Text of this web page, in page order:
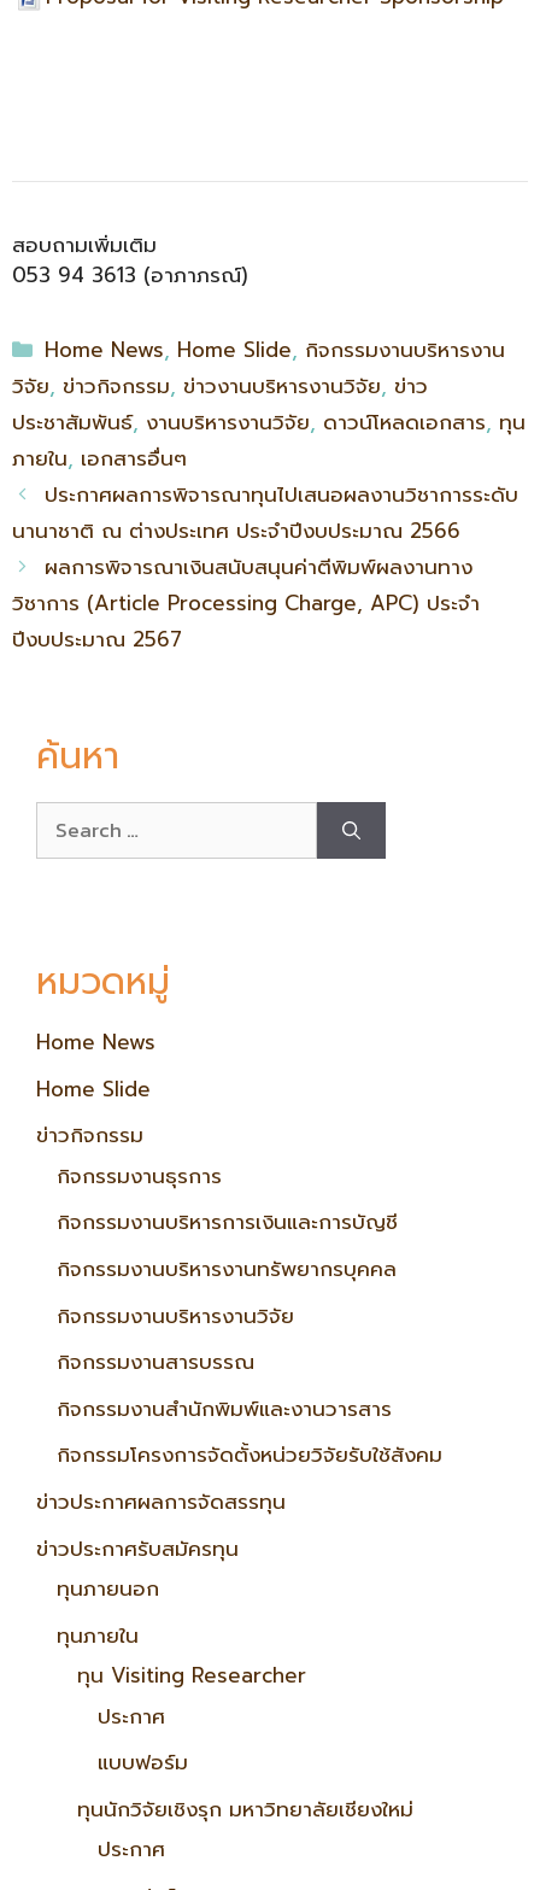
สอบถามเพิ่มเติม
053 94 3613 (อาภาภรณ์)
Home News, Home Slide, กิจกรรมงานบริหารงาน
วิจัย, ข่าวกิจกรรม, ข่าวงานบริหารงานวิจัย, ข่าว
ประชาสัมพันธ์, งานบริหารงานวิจัย, ดาวน์โหลดเอกสาร, ทุน
ภายใน, เอกสารอื่นๆ
ประกาศผลการพิจารณาทุนไปเสนอผลงานวิชาการระดับ
นานาชาติ ณ ต่างประเทศ ประจำปีงบประมาณ 2566
ผลการพิจารณาเงินสนับสนุนค่าตีพิมพ์ผลงานทาง
วิชาการ (Article Processing Charge, APC) ประจำ
ปีงบประมาณ 2567
ค้นหา
หมวดหมู่
Home News
Home Slide
ข่าวกิจกรรม
กิจกรรมงานธุรการ
กิจกรรมงานบริหารการเงินและการบัญชี
กิจกรรมงานบริหารงานทรัพยากรบุคคล
กิจกรรมงานบริหารงานวิจัย
กิจกรรมงานสารบรรณ
กิจกรรมงานสำนักพิมพ์และงานวารสาร
กิจกรรมโครงการจัดตั้งหน่วยวิจัยรับใช้สังคม
ข่าวประกาศผลการจัดสรรทุน
ข่าวประกาศรับสมัครทุน
ทุนภายนอก
ทุนภายใน
ทุน Visiting Researcher
ประกาศ
แบบฟอร์ม
ทุนนักวิจัยเชิงรุก มหาวิทยาลัยเชียงใหม่
ประกาศ